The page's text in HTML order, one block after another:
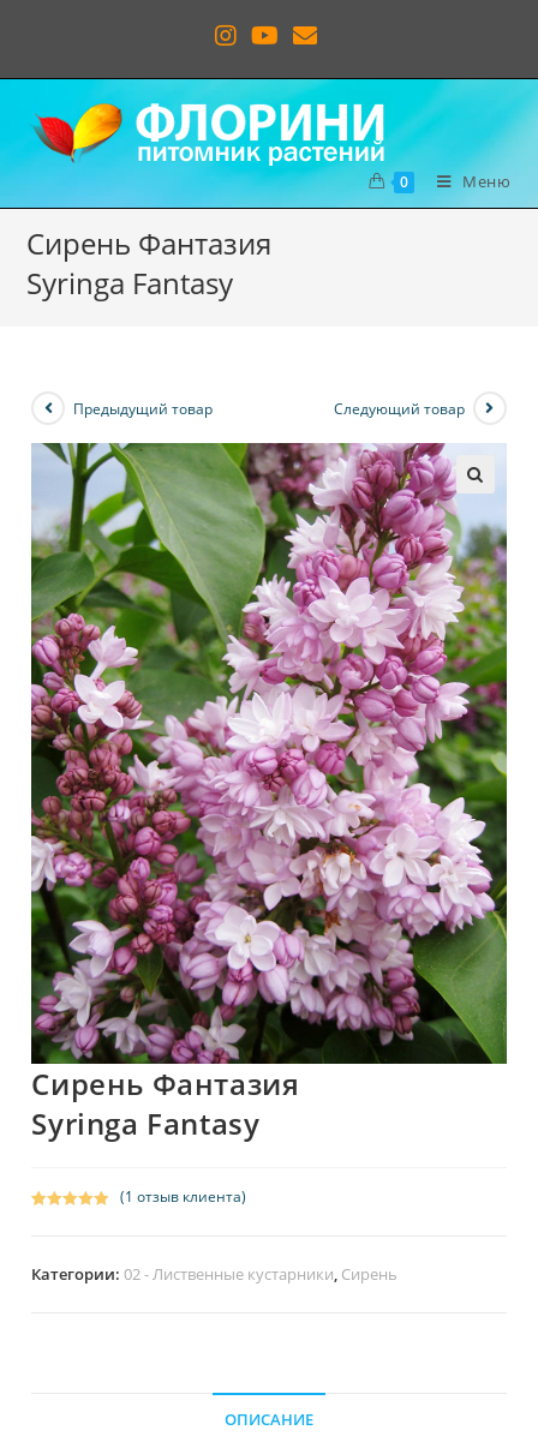
0 Меню
Сирень Фантазия
Syringa Fantasy
Предыдущий товар Следующий товар
Сирень Фантазия
Syringa Fantasy
(1 отзыв клиента)
Категории:02 - Лиственные кустарники Сирень
ОПИСАНИЕ